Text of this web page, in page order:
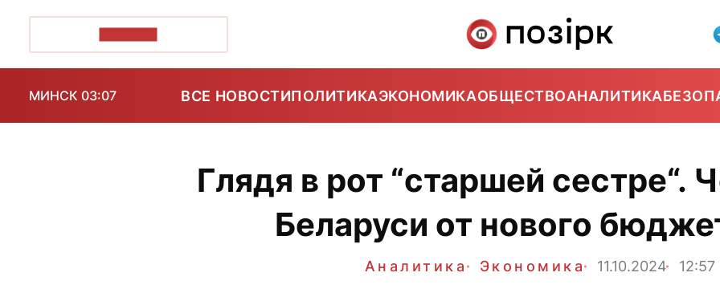
МИНСК 03:07 ВСЕ НОВОСТИПОЛИТИКАЭКОНОМИКАОБЩЕСТВОАНАЛИТИКА
Глядя в рот “старшей сестре“.
Беларуси от нового
Аналитика Экономика 11.10.2024 12:57